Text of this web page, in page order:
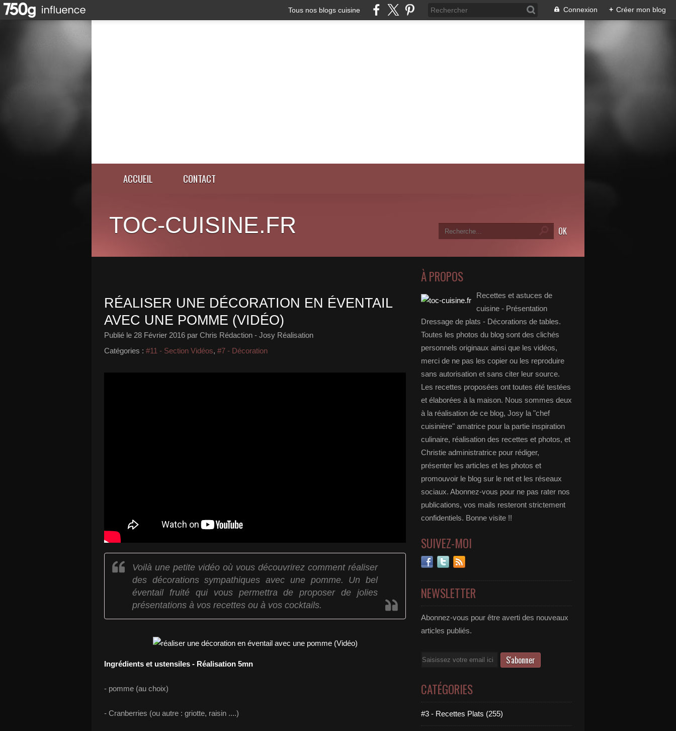
Tous nos blogs cuisine Connexion + Créer mon blog
ACCUEIL CONTACT
TOC-CUISINE.FR
RÉALISER UNE DÉCORATION EN ÉVENTAIL
AVEC UNE POMME (VIDÉO)
Publié le 28 Février 2016 par Chris Rédaction - Josy Réalisation
Catégories : #11 - Section Vidéos, #7 - Décoration
Voilà une petite vidéo où vous découvrirez comment réaliser
des décorations sympathiques avec une pomme. Un bel
éventail fruité qui vous permettra de proposer de jolies
présentations à vos recettes ou à vos cocktails.
Ingrédients et ustensiles - Réalisation 5mn
- pomme (au choix)
- Cranberries (ou autre : griotte, raisin ....)
À PROPOS
Recettes et astuces de
cuisine - Présentation
Dressage de plats - Décorations de tables.
Toutes les photos du blog sont des clichés
personnels originaux ainsi que les vidéos,
merci de ne pas les copier ou les reproduire
sans autorisation et sans citer leur source.
Les recettes proposées ont toutes été testées
et élaborées à la maison. Nous sommes deux
à la réalisation de ce blog, Josy la "chef
cuisinière" amatrice pour la partie inspiration
culinaire, réalisation des recettes et photos, et
Christie administratrice pour rédiger,
présenter les articles et les photos et
promouvoir le blog sur le net et les réseaux
sociaux. Abonnez-vous pour ne pas rater nos
publications, vos mails resteront strictement
confidentiels. Bonne visite !!
SUIVEZ-MOI
NEWSLETTER
Abonnez-vous pour être averti des nouveaux
articles publiés.
Email
CATÉGORIES
#3 - Recettes Plats (255)